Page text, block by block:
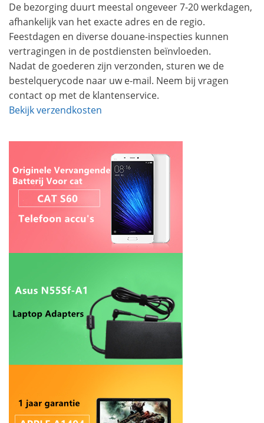
De bezorging duurt meestal ongeveer 7-20 werkdagen,
afhankelijk van het exacte adres en de regio.
Feestdagen en diverse douane-inspecties kunnen
vertragingen in de postdiensten beïnvloeden.
Nadat de goederen zijn verzonden, sturen we de
bestelquerycode naar uw e-mail. Neem bij vragen
contact op met de klantenservice.
Bekijk verzendkosten